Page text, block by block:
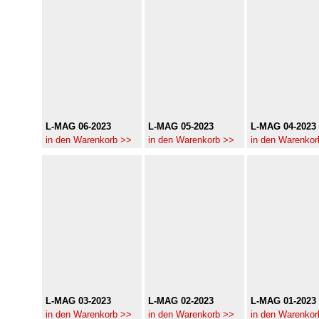
L-MAG 06-2023
in den Warenkorb >>
L-MAG 05-2023
in den Warenkorb >>
L-MAG 04-2023
in den
L-MAG 03-2023
in den Warenkorb >>
L-MAG 02-2023
in den Warenkorb >>
L-MAG 01-2023
in den